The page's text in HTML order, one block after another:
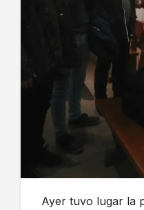
Ayer tuvo lugar la